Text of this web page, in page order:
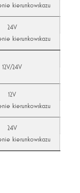
kierunkowskazu
24V
kierunkowskazu
12V/24V
12V
kierunkowskazu
24V
kierunkowskazu